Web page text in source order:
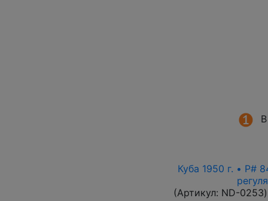
Куба 1950 г. • P#
(Артикул: ND-0253)